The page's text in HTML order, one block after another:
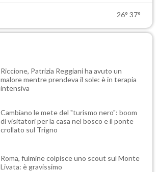
26° 37°
Riccione, Patrizia Reggiani ha avuto un
malore mentre prendeva il sole: è in terapia
intensiva
Cambiano le mete del "turismo nero": boom
di visitatori per la casa nel bosco e il ponte
crollato sul Trigno
Roma, fulmine colpisce uno scout sul Monte
Livata: è gravissimo